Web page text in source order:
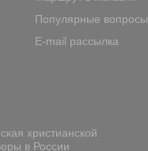
Популярные вопросы
E-mail рассылка
христианской
в России